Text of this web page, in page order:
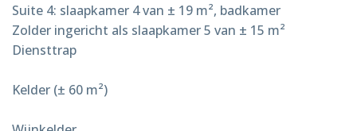
Suite 4: slaapkamer 4 van ± 19 m², badkamer
Zolder ingericht als slaapkamer 5 van ± 15 m²
Diensttrap
Kelder (± 60 m²)